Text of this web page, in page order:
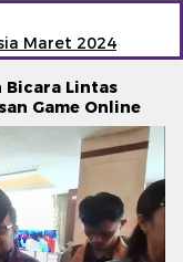
Maret 2024
Bicara Lintas
Game Online